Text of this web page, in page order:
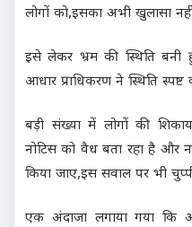
लोगों को,इसका अभी खुलासा
इसे लेकर भ्रम की स्थिति
आधार प्राधिकरण ने स्थिति स्पष्ट
बड़ी संख्या में लोगों की
नोटिस को वैध बता रहा है और
किया जाए,इस सवाल पर भी
एक अंदाजा लगाया गया कि